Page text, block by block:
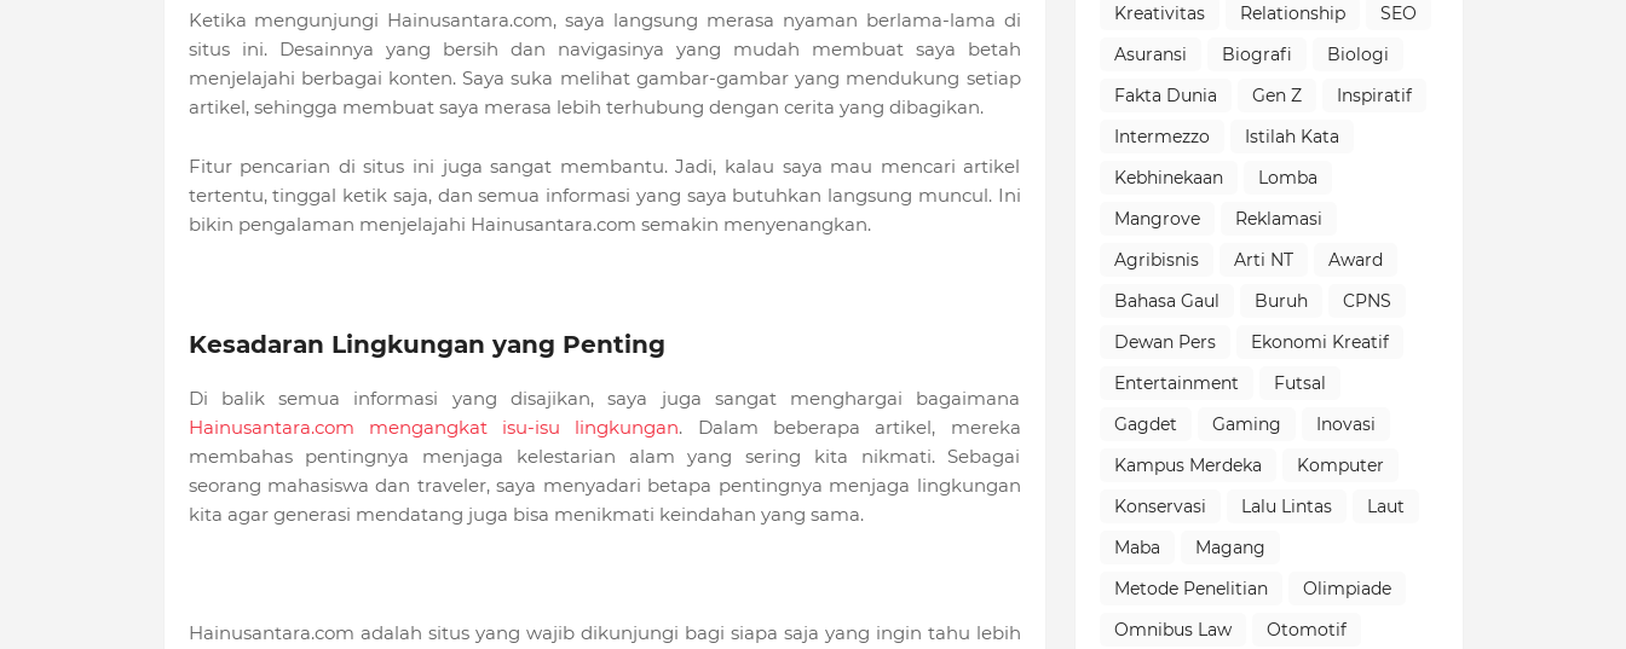
Ketika mengunjungi Hainusantara.com, saya langsung merasa nyaman berlama-lama di
situs ini. Desainnya yang bersih dan navigasinya yang mudah membuat saya betah
menjelajahi berbagai konten. Saya suka melihat gambar-gambar yang mendukung setiap
artikel, sehingga membuat saya merasa lebih terhubung dengan cerita yang dibagikan.
Fitur pencarian di situs ini juga sangat membantu. Jadi, kalau saya mau mencari artikel
tertentu, tinggal ketik saja, dan semua informasi yang saya butuhkan langsung muncul. Ini
bikin pengalaman menjelajahi Hainusantara.com semakin menyenangkan.
Kesadaran Lingkungan yang Penting
Di balik semua informasi yang disajikan, saya juga sangat menghargai bagaimana
Hainusantara.com mengangkat isu-isu lingkungan. Dalam beberapa artikel, mereka
membahas pentingnya menjaga kelestarian alam yang sering kita nikmati. Sebagai
seorang mahasiswa dan traveler, saya menyadari betapa pentingnya menjaga lingkungan
kita agar generasi mendatang juga bisa menikmati keindahan yang sama.
Hainusantara.com adalah situs yang wajib dikunjungi bagi siapa saja yang ingin tahu lebih
Kreativitas
Relationship
SEO
Asuransi
Biografi
Biologi
Fakta Dunia
Gen Z
Inspiratif
Intermezzo
Istilah Kata
Kebhinekaan
Lomba
Mangrove
Reklamasi
Agribisnis
Arti NT
Award
Bahasa Gaul
Buruh
CPNS
Dewan Pers
Ekonomi Kreatif
Entertainment
Futsal
Gagdet
Gaming
Inovasi
Kampus Merdeka
Komputer
Konservasi
Lalu Lintas
Laut
Maba
Magang
Metode Penelitian
Olimpiade
Omnibus Law
Otomotif